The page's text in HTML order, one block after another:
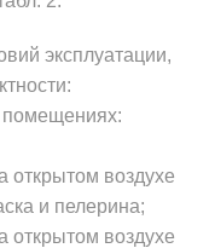
эксплуатации,
помещениях:
открытом воздухе
и пелерина;
открытом воздухе